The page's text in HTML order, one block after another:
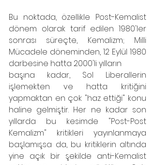
Bu noktada, özellikle Post-Kemalist
dönem olarak tarif edilen 1980'ler
sonrası süreçte, Kemalizm; Milli
Mücadele döneminden, 12 Eylül 1980
darbesine hatta 2000'li yılların
başına kadar, Sol Liberallerin
işlemekten ve hatta kritiğini
yapmaktan en çok "haz ettiği" konu
haline gelmiştir. Her ne kadar son
yıllarda bu kesimde "Post-Post
Kemalizm" kritikleri yayınlanmaya
başlamışsa da, bu kritiklerin altında
yine açık bir şekilde anti-Kemalist